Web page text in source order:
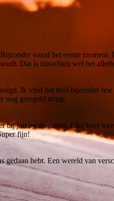
vanaf het eerste
Dat is misschien wel het
Ik vind het heel bijzonder
nog geregeld terug.
bij jou op de zolder. Elke keer
fijn!
gedaan hebt. Een wereld van